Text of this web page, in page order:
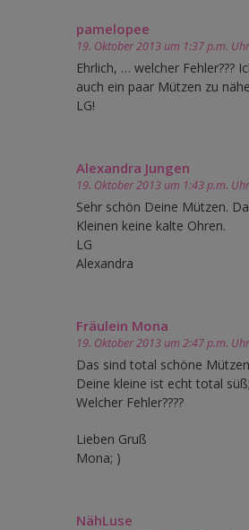
pamelopee
19. Oktober 2013 um 1:37 p.m. Uhr
Ehrlich, … welcher Fehler???
auch ein paar Mützen zu
LG!
Alexandra Jungen
19. Oktober 2013 um 1:43 p.m. Uhr
Sehr schön Deine Mützen.
Kleinen keine kalte Ohren.
LG
Alexandra
Fräulein Mona
19. Oktober 2013 um 2:47 p.m. Uhr
Das sind total schöne
Deine kleine ist echt total
Welcher Fehler????
Lieben Gruß
Mona; )
NähLuse